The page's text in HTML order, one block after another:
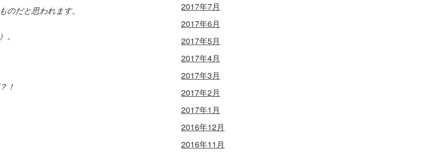
のだと思われます。
。
！
2017年7月
2017年6月
2017年5月
2017年4月
2017年3月
2017年2月
2017年1月
2016年12月
2016年11月